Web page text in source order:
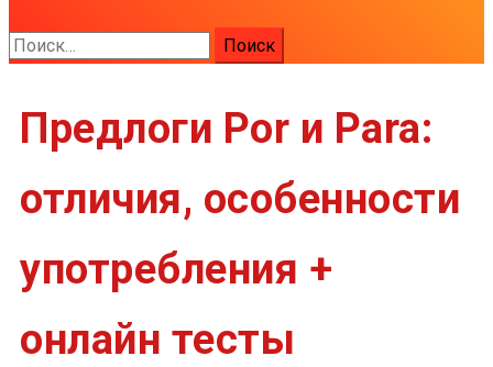
Найти:
Предлоги Por и Para:
отличия, особенности
употребления +
онлайн тесты